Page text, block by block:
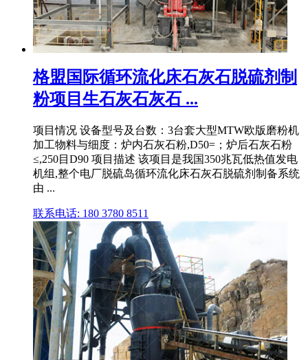
格盟国际循环流化床石灰石脱硫剂制
粉项目生石灰石灰石 ...
项目情况 设备型号及台数：3台套大型MTW欧版磨粉机
加工物料与细度：炉内石灰石粉,D50=；炉后石灰石粉
≤,250目D90 项目描述 该项目是我国350兆瓦低热值发电
机组,整个电厂脱硫岛循环流化床石灰石脱硫剂制备系统
由 ...
联系电话: 180 3780 8511